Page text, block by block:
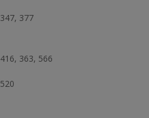
347, 377
416, 363, 566
520